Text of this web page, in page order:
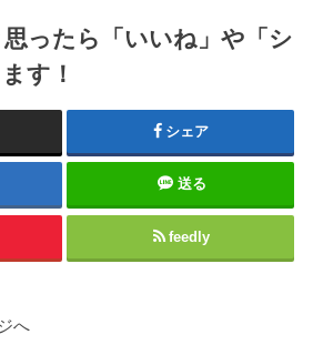
ったら「いいね」や「シ
す！
シェア
送る
feedly
へ